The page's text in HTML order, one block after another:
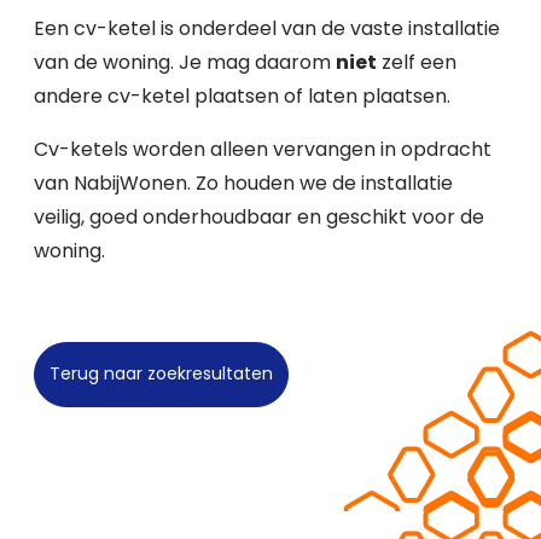
Een cv-ketel is onderdeel van de vaste installatie
van de woning. Je mag daarom niet zelf een
andere cv-ketel plaatsen of laten plaatsen.
Cv-ketels worden alleen vervangen in opdracht
van NabijWonen. Zo houden we de installatie
veilig, goed onderhoudbaar en geschikt voor de
woning.
Terug naar zoekresultaten